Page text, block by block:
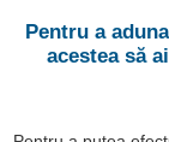
Pentru a
acestea să